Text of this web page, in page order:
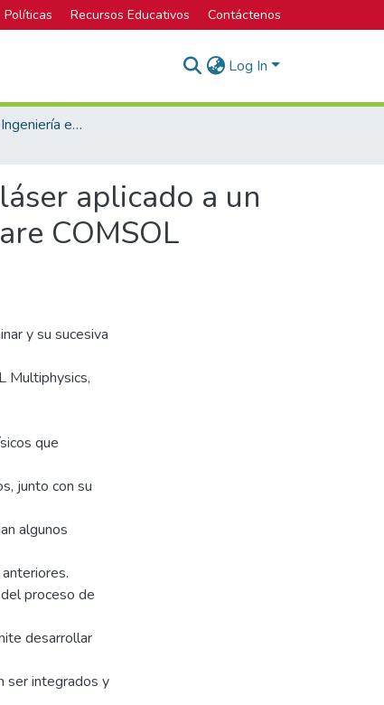
Políticas Recursos Educativos Contáctenos
Log In
Licenciatura en Ingeniería en Materiales
aplicado a un
COMSOL
y su sucesiva
Multiphysics,
que
junto con su
algunos
proceso de
desarrollar
ser integrados y